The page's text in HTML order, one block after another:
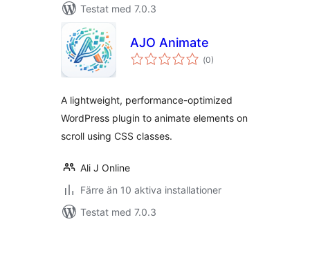
Testat med 7.0.3
AJO Animate
(Totalt
antal
0)
A lightweight, performance-optimized
WordPress plugin to animate elements on
scroll using CSS classes.
Ali J Online
Färre än 10 aktiva installationer
Testat med 7.0.3